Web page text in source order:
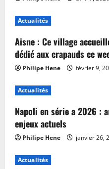
Actualités
Aisne : Ce village
dédié aux crapauds ce
Philipe Hene février 9,
Actualités
Napoli en série a 2026 :
enjeux actuels
Philipe Hene janvier 26,
Actualités